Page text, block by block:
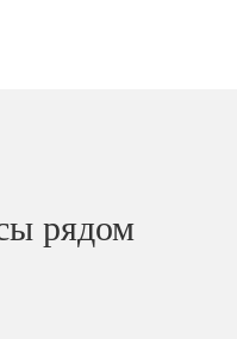
рядом